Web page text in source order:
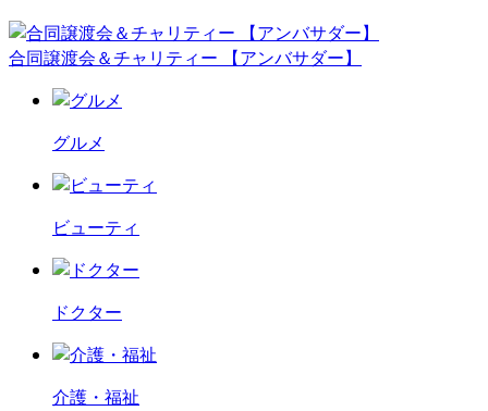
合同譲渡会＆チャリティー 【アンバサダー】
グルメ
ビューティ
ドクター
介護・福祉